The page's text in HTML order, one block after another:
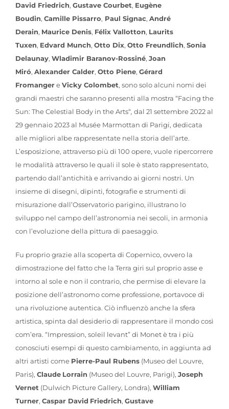
David Friedrich, Gustave Courbet, Eugène
Boudin, Camille Pissarro, Paul Signac, André
Derain, Maurice Denis, Félix Vallotton, Laurits
Tuxen, Edvard Munch, Otto Dix, Otto Freundlich, Sonia
Delaunay, Wladimir Baranov-Rossiné, Joan
Miró, Alexander Calder, Otto Piene, Gérard
FromangereVicky Colombet, sono solo alcuni nomi dei
grandi maestri che saranno presenti alla mostra “Facing the
Sun: The Celestial Body in the Arts“, dal 21 settembre 2022 al
29 gennaio 2023 al Musée Marmottan di Parigi, dedicata
alle migliori albe rappresentate nella storia dell’arte.
L’esposizione, attraverso più di 100 opere, vuole ripercorrere
le modalità attraverso le quali il sole è stato rappresentato,
partendo dall’antichità e arrivando ai giorni nostri. Un
insieme di disegni, dipinti, fotografie e strumenti di
misurazione dall’Osservatorio parigino, illustrano lo
sviluppo nel campo dell’astronomia nei secoli, in armonia
con l’evoluzione della pittura di paesaggio.
Fu proprio grazie alla scoperta di Copernico, ovvero la
dimostrazione del fatto che la Terra giri sul proprio asse e
intorno al sole e non il contrario, che permise di elevare la
posizione dell’astronomo come professione, portavoce di
una rivoluzione autentica. Ciò influenzò anche la sfera
artistica, spinta dal desiderio di rappresentare il mondo così
com’era. “Impression, soleil levant” di Monet è tra i più
conosciuti esempi di questo cambiamento, in aggiunta ad
altri artisti come Pierre-Paul Rubens(Museo del Louvre,
Paris), Claude Lorrain (Museo del Louvre, Parigi), Joseph
Vernet (Dulwich Picture Gallery, Londra), William
Turner, Caspar David Friedrich, Gustave